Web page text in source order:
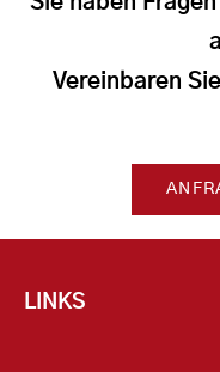
Vereinbaren
LINKS